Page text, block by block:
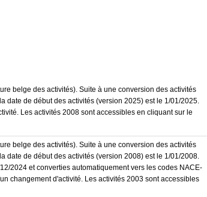
belge des activités). Suite à une conversion des activités
date de début des activités (version 2025) est le 1/01/2025.
Les activités 2008 sont accessibles en cliquant sur le
belge des activités). Suite à une conversion des activités
date de début des activités (version 2008) est le 1/01/2008.
2024 et converties automatiquement vers les codes NACE-
changement d'activité. Les activités 2003 sont accessibles